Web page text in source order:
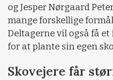
og Jesper Nørgaard
mange forskellige
Deltagerne vil også få
for at plante sin egen
Skovejere får